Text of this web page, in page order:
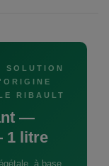
SOLUTION
RIBAULT
—
1 litre
à base